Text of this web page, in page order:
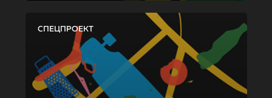
СПЕЦПРОЕКТ